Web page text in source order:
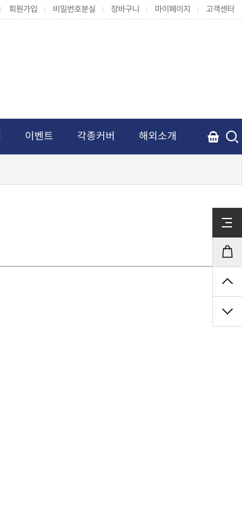
회원가입 비밀번호분실 장바구니 마이페이지 고객센터
이벤트 각종커버 해외소개